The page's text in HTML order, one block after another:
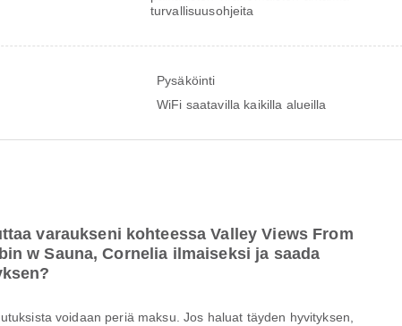
turvallisuusohjeita
Pysäköinti
WiFi saatavilla kaikilla alueilla
varaukseni kohteessa Valley Views From
w Sauna, Cornelia ilmaiseksi ja saada
voidaan periä maksu. Jos haluat täyden hyvityksen,